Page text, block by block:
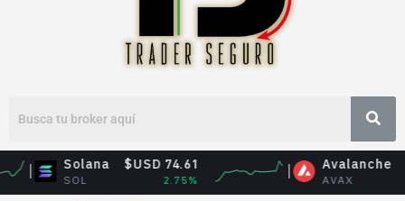
Solana
SOL
$USD 74.61 Avalanche
AVAX
$USD